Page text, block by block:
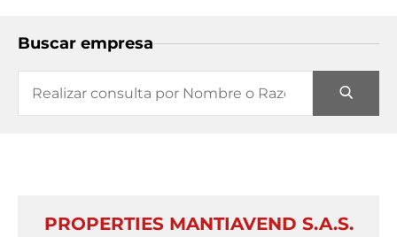
Buscar empresa
PROPERTIES MANTIAVEND S.A.S.